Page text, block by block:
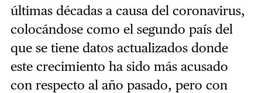
últimas décadas a causa del coronavirus,
colocándose como el segundo país del
que se tiene datos actualizados donde
este crecimiento ha sido más acusado
con respecto al año pasado, pero con